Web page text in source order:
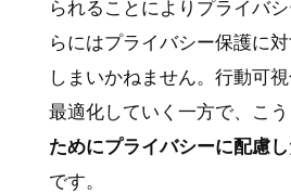
られることによりプライバ
らにはプライバシー保護に
しまいかねません。行動可
最適化していく一方で、こう
ためにプライバシーに配慮
です。